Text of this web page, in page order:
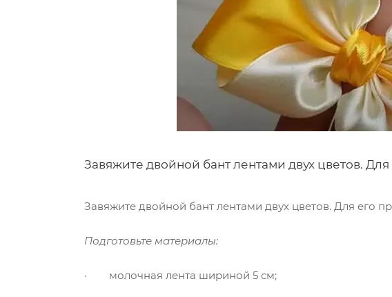
Завяжите двойной бант лентами двух цветов.
Завяжите двойной бант лентами двух цветов. Для его
Подготовьте материалы:
· молочная лента шириной 5 см;